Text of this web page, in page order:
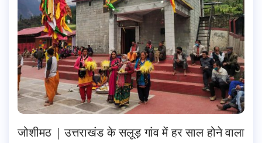
जोशीमठ | उत्तराखंड के सलूड़ गांव में हर साल होने वाला